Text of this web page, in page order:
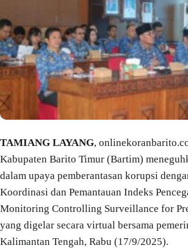
TAMIANG LAYANG,
Kabupaten Barito Timur (Bartim)
dalam upaya pemberantasan korupsi
Koordinasi dan Pemantauan Indeks
Monitoring Controlling Surveillance for
yang digelar secara virtual bersama
Kalimantan Tengah, Rabu (17/9/2025).